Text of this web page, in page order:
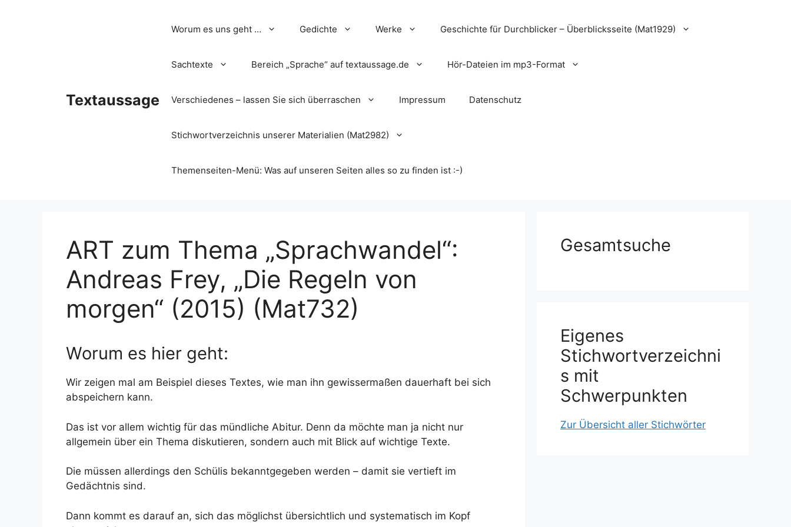
Textaussage
Worum es uns geht … Gedichte Werke Geschichte für Durchblicker – Überblicksseite (Mat1929)
Sachtexte Bereich „Sprache“ auf textaussage.de Hör-Dateien im mp3-Format
Verschiedenes – lassen Sie sich überraschen Impressum Datenschutz
Stichwortverzeichnis unserer Materialien (Mat2982)
Themenseiten-Menü: Was auf unseren Seiten alles so zu finden ist :-)
ART zum Thema „Sprachwandel“:
Andreas Frey, „Die Regeln von
morgen“ (2015) (Mat732)
Worum es hier geht:
Wir zeigen mal am Beispiel dieses Textes, wie man ihn gewissermaßen dauerhaft bei sich
abspeichern kann.
Das ist vor allem wichtig für das mündliche Abitur. Denn da möchte man ja nicht nur
allgemein über ein Thema diskutieren, sondern auch mit Blick auf wichtige Texte.
Die müssen allerdings den Schülis bekanntgegeben werden – damit sie vertieft im
Gedächtnis sind.
Dann kommt es darauf an, sich das möglichst übersichtlich und systematisch im Kopf
Gesamtsuche
Eigenes
Stichwortverzeichni
s mit
Schwerpunkten
Zur Übersicht aller Stichwörter